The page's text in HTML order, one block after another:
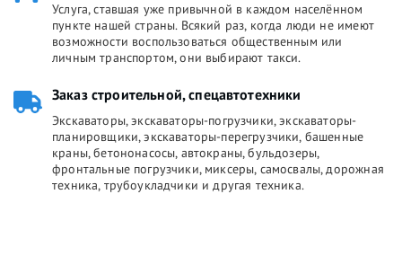
Услуга, ставшая уже привычной в каждом населённом
пункте нашей страны. Всякий раз, когда люди не имеют
возможности воспользоваться общественным или
личным транспортом, они выбирают такси.
Заказ строительной, спецавтотехники
Экскаваторы, экскаваторы-погрузчики, экскаваторы-
планировщики, экскаваторы-перегрузчики, башенные
краны, бетононасосы, автокраны, бульдозеры,
фронтальные погрузчики, миксеры, самосвалы, дорожная
техника, трубоукладчики и другая техника.